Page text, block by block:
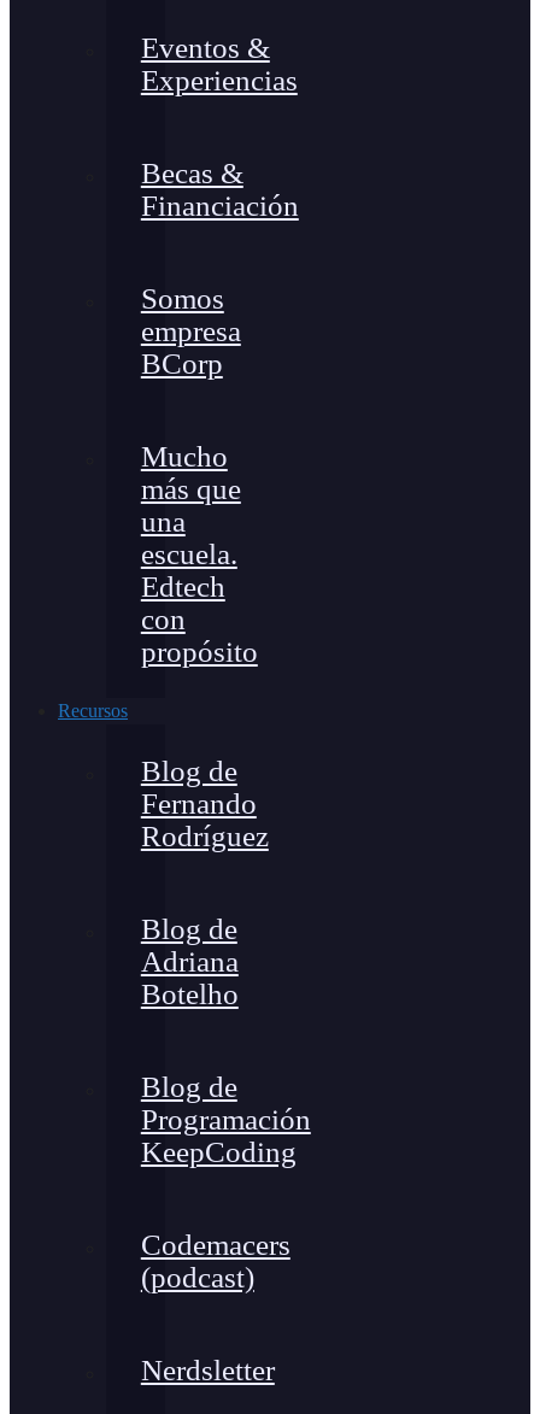
Eventos &
Experiencias
Becas &
Financiación
Somos
empresa
BCorp
Mucho
más que
una
escuela.
Edtech
con
propósito
Recursos
Blog de
Fernando
Rodríguez
Blog de
Adriana
Botelho
Blog de
Programación
KeepCoding
Codemacers
(podcast)
Nerdsletter